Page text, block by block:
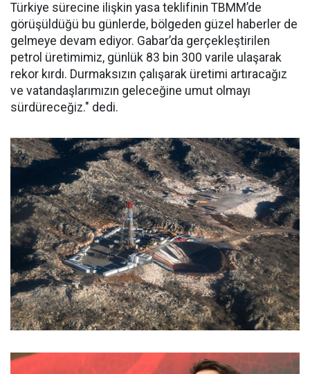
Türkiye sürecine ilişkin yasa teklifinin TBMM’de
görüşüldüğü bu günlerde, bölgeden güzel haberler de
gelmeye devam ediyor. Gabar’da gerçekleştirilen
petrol üretimimiz, günlük 83 bin 300 varile ulaşarak
rekor kırdı. Durmaksızın çalışarak üretimi artıracağız
ve vatandaşlarımızın geleceğine umut olmayı
sürdüreceğiz." dedi.